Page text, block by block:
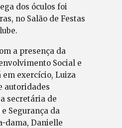
dos óculos foi
no Salão de Festas
a presença da
Social e
exercício, Luiza
autoridades
secretária de
Segurança da
dama, Danielle